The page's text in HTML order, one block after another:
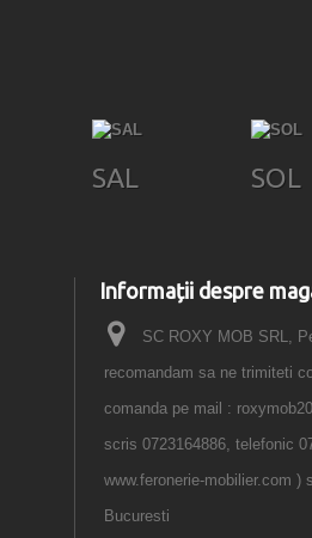
SAL SOL
Informații despre
SC ROXY MOB SRL,
recomandam sa ne trimiteti
comanda pe mail :
scris 0723164886, telefonic
www.feronerie-mobilier.com )
Bucuresti